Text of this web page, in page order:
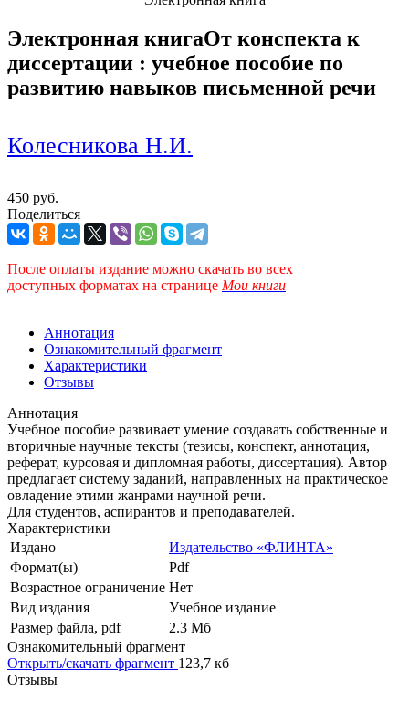
Электронная книгаОт конспекта к
диссертации : учебное пособие по
развитию навыков письменной речи
Колесникова Н.И.
450 руб.
Поделиться
После оплаты издание можно скачать во всех
доступных форматах на странице Мои книги
Аннотация
Ознакомительный фрагмент
Характеристики
Отзывы
Аннотация
Учебное пособие развивает умение создавать собственные и
вторичные научные тексты (тезисы, конспект, аннотация,
реферат, курсовая и дипломная работы, диссертация). Автор
предлагает систему заданий, направленных на практическое
овладение этими жанрами научной речи.
Для студентов, аспирантов и преподавателей.
Характеристики
Издано
Издательство «ФЛИНТА»
Формат(ы)
Pdf
Возрастное ограничение Нет
Вид издания
Учебное издание
Размер файла, pdf
2.3 Mб
Ознакомительный фрагмент
Открыть/скачать фрагмент 123,7 кб
Отзывы